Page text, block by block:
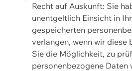
Recht auf Auskunft: Sie
unentgeltlich Einsicht in
gespeicherten
verlangen, wenn wir diese
Sie die Möglichkeit, zu
personenbezogene Daten